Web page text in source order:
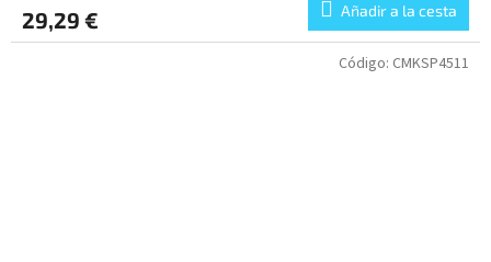
29,29 € Añadir a la cesta
Código: CMKSP4511